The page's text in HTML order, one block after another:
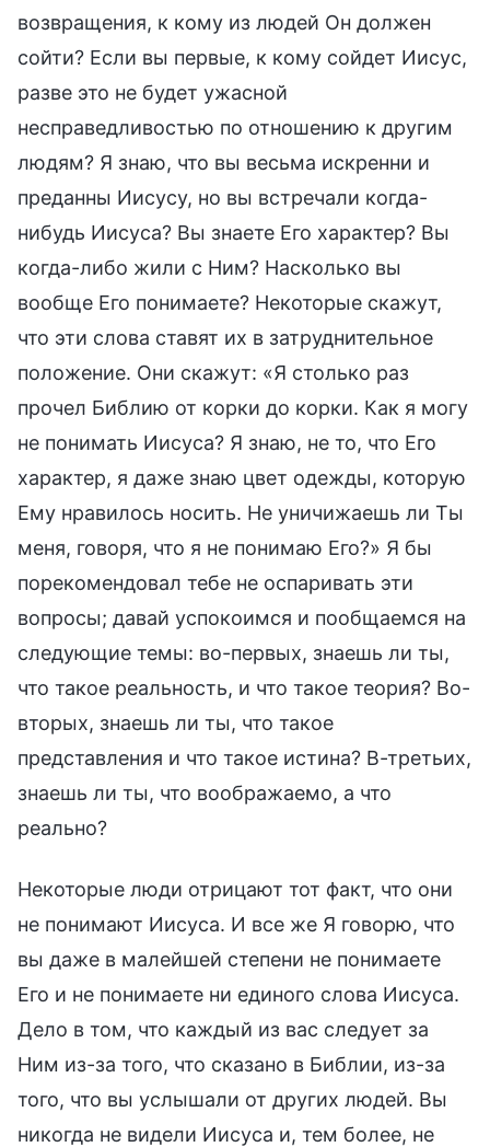
возвращения, к кому из людей Он должен
сойти? Если вы первые, к кому сойдет Иисус,
разве это не будет ужасной
несправедливостью по отношению к другим
людям? Я знаю, что вы весьма искренни и
преданны Иисусу, но вы встречали когда-
нибудь Иисуса? Вы знаете Его характер? Вы
когда-либо жили с Ним? Насколько вы
вообще Его понимаете? Некоторые скажут,
что эти слова ставят их в затруднительное
положение. Они скажут: «Я столько раз
прочел Библию от корки до корки. Как я могу
не понимать Иисуса? Я знаю, не то, что Его
характер, я даже знаю цвет одежды, которую
Ему нравилось носить. Не уничижаешь ли Ты
меня, говоря, что я не понимаю Его?» Я бы
порекомендовал тебе не оспаривать эти
вопросы; давай успокоимся и пообщаемся на
следующие темы: во-первых, знаешь ли ты,
что такое реальность, и что такое теория? Во-
вторых, знаешь ли ты, что такое
представления и что такое истина? В-третьих,
знаешь ли ты, что воображаемо, а что
реально?
Некоторые люди отрицают тот факт, что они
не понимают Иисуса. И все же Я говорю, что
вы даже в малейшей степени не понимаете
Его и не понимаете ни единого слова Иисуса.
Дело в том, что каждый из вас следует за
Ним из-за того, что сказано в Библии, из-за
того, что вы услышали от других людей. Вы
никогда не видели Иисуса и, тем более, не